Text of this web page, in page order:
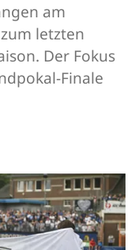
am
letzten
Der Fokus
Finale